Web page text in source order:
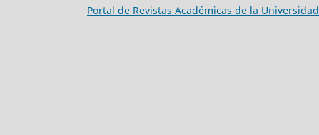
Portal de Revistas Académicas de la